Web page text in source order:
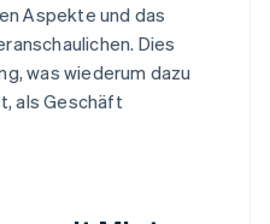
Aspekte und das
Dies
was wiederum dazu
als Geschäft